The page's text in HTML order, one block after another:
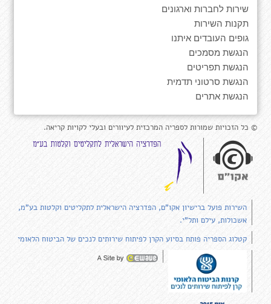
שירות לחברות וארגונים
תקנות השירות
גופים העובדים איתנו
הנגשת מסמכים
הנגשת תפריטים
הנגשת סרטוני תדמית
הנגשת אתרים
© כל הזכויות שמורות לספריה המרכזית לעיוורים ובעלי לקויות קריאה.
השירות פועל ברישיון אקו"ם, הפדרציה הישראלית לתקליטים וקלטות בע"מ,
אשכולות, עילם ותל"י.
קטלוג הספריה פותח בסיוע הקרן לפיתוח שירותים לנכים של הביטוח הלאומי